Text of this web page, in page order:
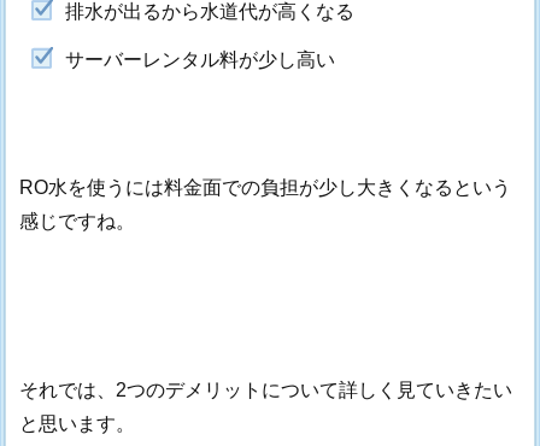
排水が出るから水道代が高くなる
サーバーレンタル料が少し高い
RO水を使うには料金面での負担が少し大きくなるという
感じですね。
それでは、2つのデメリットについて詳しく見ていきたい
と思います。